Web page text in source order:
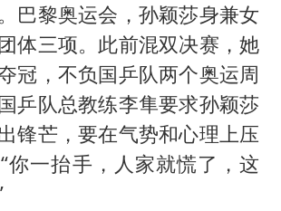
巴黎奥运会，孙颖莎身兼女
体三项。此前混双决赛，她
冠，不负国乒队两个奥运周
乒队总教练李隼要求孙颖莎
锋芒，要在气势和心理上压
你一抬手，人家就慌了，这